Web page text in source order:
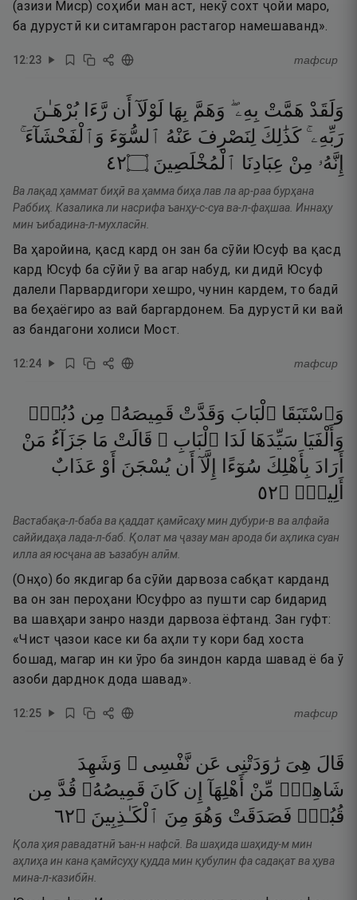
(азизи Миср) соҳиби ман аст, некӯ сохт ҷойи маро,
ба дурустӣ ки ситамгарон растагор намешаванд».
12:23 тафсир
وَلَقَدْ هَمَّتْ بِهِۦ ۖ وَهَمَّ بِهَا لَوْلَآ أَن رَّءَا بُرْهَـٰنَ
رَبِّهِۦ ۚ كَذَٰلِكَ لِنَصْرِفَ عَنْهُ ٱلسُّوٓءَ وَٱلْفَحْشَآءَ ۚ
إِنَّهُۥ مِنْ عِبَادِنَا ٱلْمُخْلَصِينَ ۝٢٤
Ва лақад ҳаммат биҳӣ ва ҳамма биҳа лав ла ар-раа бурҳана
Раббиҳ. Казалика ли насрифа ъанҳу-с-суа ва-л-фаҳшаа. Иннаҳу
мин ъибадина-л-мухласӣн.
Ва ҳаройина, қасд кард он зан ба сӯйи Юсуф ва қасд
кард Юсуф ба сӯйи ӯ ва агар набуд, ки дидӣ Юсуф
далели Парвардигори хешро, чунин кардем, то бадӣ
ва беҳаёгиро аз вай баргардонем. Ба дурустӣ ки вай
аз бандагони холиси Мост.
12:24 тафсир
وَٱسْتَبَقَا ٱلْبَابَ وَقَدَّتْ قَمِيصَهُۥ مِن دُبُرٍۢ
وَأَلْفَيَا سَيِّدَهَا لَدَا ٱلْبَابِ ۚ قَالَتْ مَا جَزَآءُ مَنْ
أَرَادَ بِأَهْلِكَ سُوٓءًا إِلَّآ أَن يُسْجَنَ أَوْ عَذَابٌ
أَلِيمٌۭ ۝٢٥
Вастабақа-л-баба ва қаддат қамӣсаҳу мин дубури-в ва алфайа
саййидаҳа лада-л-баб. Қолат ма ҷазау ман арода би аҳлика суан
илла ая юсҷана ав ъазабун алӣм.
(Онҳо) бо якдигар ба сӯйи дарвоза сабқат карданд
ва он зан пероҳани Юсуфро аз пушти сар бидарид
ва шавҳари занро назди дарвоза ёфтанд. Зан гуфт:
«Чист ҷазои касе ки ба аҳли ту кори бад хоста
бошад, магар ин ки ӯро ба зиндон карда шавад ё ба ӯ
азоби дарднок дода шавад».
12:25 тафсир
قَالَ هِىَ رَٰوَدَتْنِى عَن نَّفْسِى ۚ وَشَهِدَ
شَاهِدٌۭ مِّنْ أَهْلِهَآ إِن كَانَ قَمِيصُهُۥ قُدَّ مِن
قُبُلٍۢ فَصَدَقَتْ وَهُوَ مِنَ ٱلْكَـٰذِبِينَ ۝٢٦
Қола ҳия равадатнӣ ъан-н нафсӣ. Ва шаҳида шаҳиду-м мин
аҳлиҳа ин кана қамӣсуҳу қудда мин қубулин фа садақат ва ҳува
мина-л-казибӣн.